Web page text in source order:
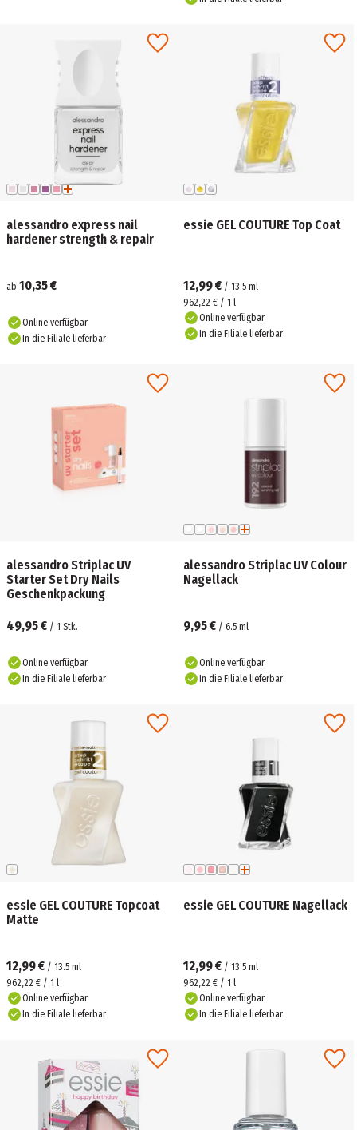
alessandro express nail
hardener strength & repair
ab 10,35 €
Online verfügbar
In die Filiale lieferbar
essie GEL COUTURE Top Coat
12,99 € / 13.5 ml
962,22 € / 1 l
Online verfügbar
In die Filiale lieferbar
alessandro Striplac UV
Starter Set Dry Nails
Geschenkpackung
49,95 € / 1 Stk.
Online verfügbar
In die Filiale lieferbar
alessandro Striplac UV Colour
Nagellack
9,95 € / 6.5 ml
Online verfügbar
In die Filiale lieferbar
essie GEL COUTURE Topcoat
Matte
12,99 € / 13.5 ml
962,22 € / 1 l
Online verfügbar
In die Filiale lieferbar
essie GEL COUTURE Nagellack
12,99 € / 13.5 ml
962,22 € / 1 l
Online verfügbar
In die Filiale lieferbar